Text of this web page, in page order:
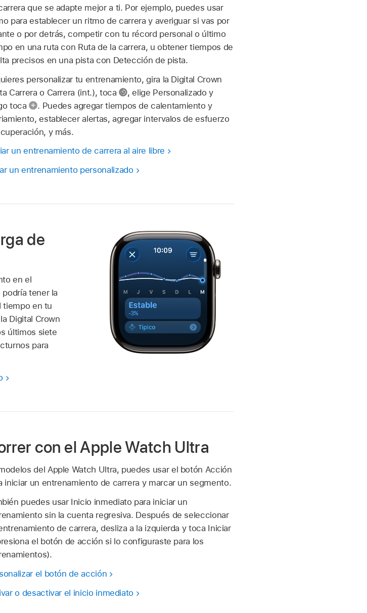
que se adapte mejor a ti. Por ejemplo, puedes usar
para establecer un ritmo de carrera y averiguar si vas por
o por detrás, competir con tu récord personal o último
en una ruta con Ruta de la carrera, u obtener tiempos de
precisos en una pista con Detección de pista.
personalizar tu entrenamiento, gira la Digital Crown
Carrera o Carrera (int.), toca
, elige Personalizado y
toca
. Puedes agregar tiempos de calentamiento y
establecer alertas, agregar intervalos de esfuerzo
y más.
un entrenamiento de carrera al aire libre
un entrenamiento personalizado
de
en el
tener la
tiempo en tu
Digital Crown
últimos siete
para
con el Apple Watch Ultra
del Apple Watch Ultra, puedes usar el botón Acción
iniciar un entrenamiento de carrera y marcar un segmento.
puedes usar Inicio inmediato para iniciar un
sin la cuenta regresiva. Después de seleccionar
de carrera, desliza a la izquierda y toca Iniciar
el botón de acción si lo configuraste para los
el botón de acción
o desactivar el inicio inmediato